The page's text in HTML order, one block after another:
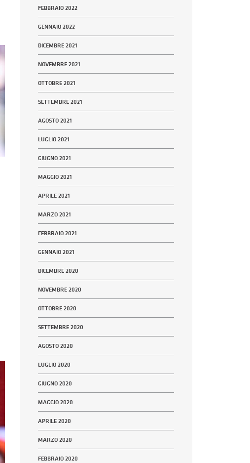
FEBBRAIO 2022
GENNAIO 2022
DICEMBRE 2021
NOVEMBRE 2021
OTTOBRE 2021
SETTEMBRE 2021
AGOSTO 2021
LUGLIO 2021
GIUGNO 2021
MAGGIO 2021
APRILE 2021
MARZO 2021
FEBBRAIO 2021
GENNAIO 2021
DICEMBRE 2020
NOVEMBRE 2020
OTTOBRE 2020
SETTEMBRE 2020
AGOSTO 2020
LUGLIO 2020
GIUGNO 2020
MAGGIO 2020
APRILE 2020
MARZO 2020
FEBBRAIO 2020